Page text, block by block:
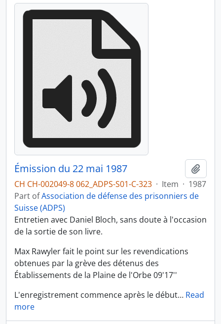
Émission du 22 mai 1987
CH CH-002049-8 062_ADPS-S01-C-323 · Item · 1987
Part ofAssociation de défense des prisonniers de
Suisse (ADPS)
Entretien avec Daniel Bloch, sans doute à l'occasion
de la sortie de son livre.
Max Rawyler fait le point sur les revendications
obtenues par la grève des détenus des
Établissements de la Plaine de l'Orbe 09'17''
L'enregistrement commence après le début… Read
more